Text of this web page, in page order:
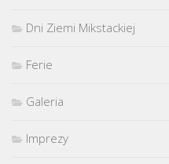
Dni Ziemi Mikstackiej
Ferie
Galeria
Imprezy